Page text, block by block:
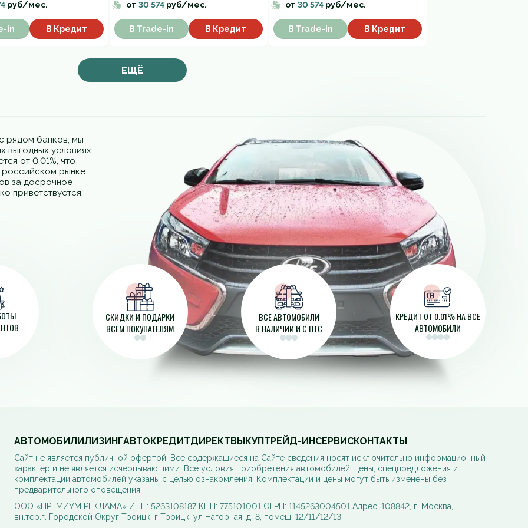
руб/мес.
in В Кредит
от 30 574 руб/мес.
В Trade-in В Кредит
от 30 574 руб/мес.
В Trade-in В Кредит
ЕЩЁ
рядом банков, мы
выгодных условиях.
от 0.01%, что
российском рынке.
за досрочное
приветствуется.
СКИДКИ И ПОДАРКИ
ВСЕМ ПОКУПАТЕЛЯМ
ВСЕ АВТОМОБИЛИ
В НАЛИЧИИ И С ПТС
КРЕДИТ ОТ 0.01% НА ВСЕ
АВТОМОБИЛИ
АВТОМОБИЛИЛИЗИНГАВТОКРЕДИТДИРЕКТВЫКУПТРЕЙД-ИНСЕРВИСКОНТАКТЫ
Cайт не является публичной офертой. Все содержащиеся на Сайте сведения носят исключительно информационный
характер и не является исчерпывающими. Все условия приобретения автомобилей, цены, спецпредложения и
комплектации автомобилей указаны с целью ознакомления. Комплектации и цены могут быть изменены без
предварительного оповещения.
ООО «ПРЕМИУМ РЕКЛАМА» ИНН: 5263108187 КПП: 775101001 ОГРН: 1145263004501 Адрес: 108842, г. Москва,
вн.тер.г. Городской Округ Троицк, г Троицк, ул Нагорная, д. 8, помещ. 12/11/12/13